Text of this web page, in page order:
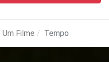
Um Filme Tempo